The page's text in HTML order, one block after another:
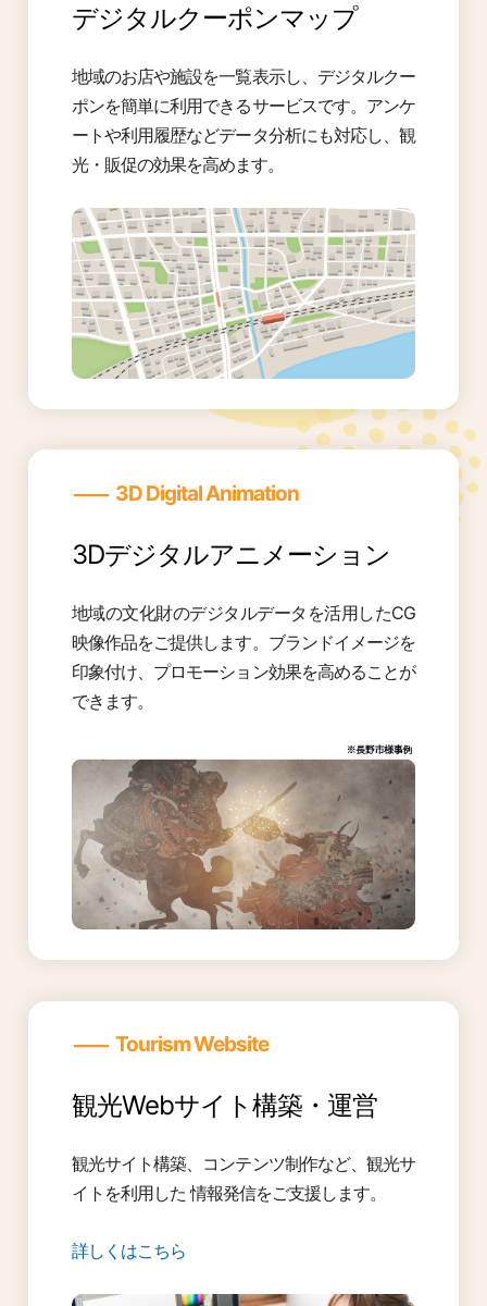
デジタルクーポンマップ
地域のお店や施設を一覧表示し、デジタルクー
ポンを簡単に利用できるサービスです。アンケ
ートや利用履歴などデータ分析にも対応し、観
光・販促の効果を高めます。
― 3D Digital Animation
3Dデジタルアニメーション
地域の文化財のデジタルデータを活用したCG
映像作品をご提供します。ブランドイメージを
印象付け、プロモーション効果を高めることが
できます。
― Tourism Website
観光Webサイト構築・運営
観光サイト構築、コンテンツ制作など、観光サ
イトを利用した 情報発信をご支援します。
詳しくはこちら